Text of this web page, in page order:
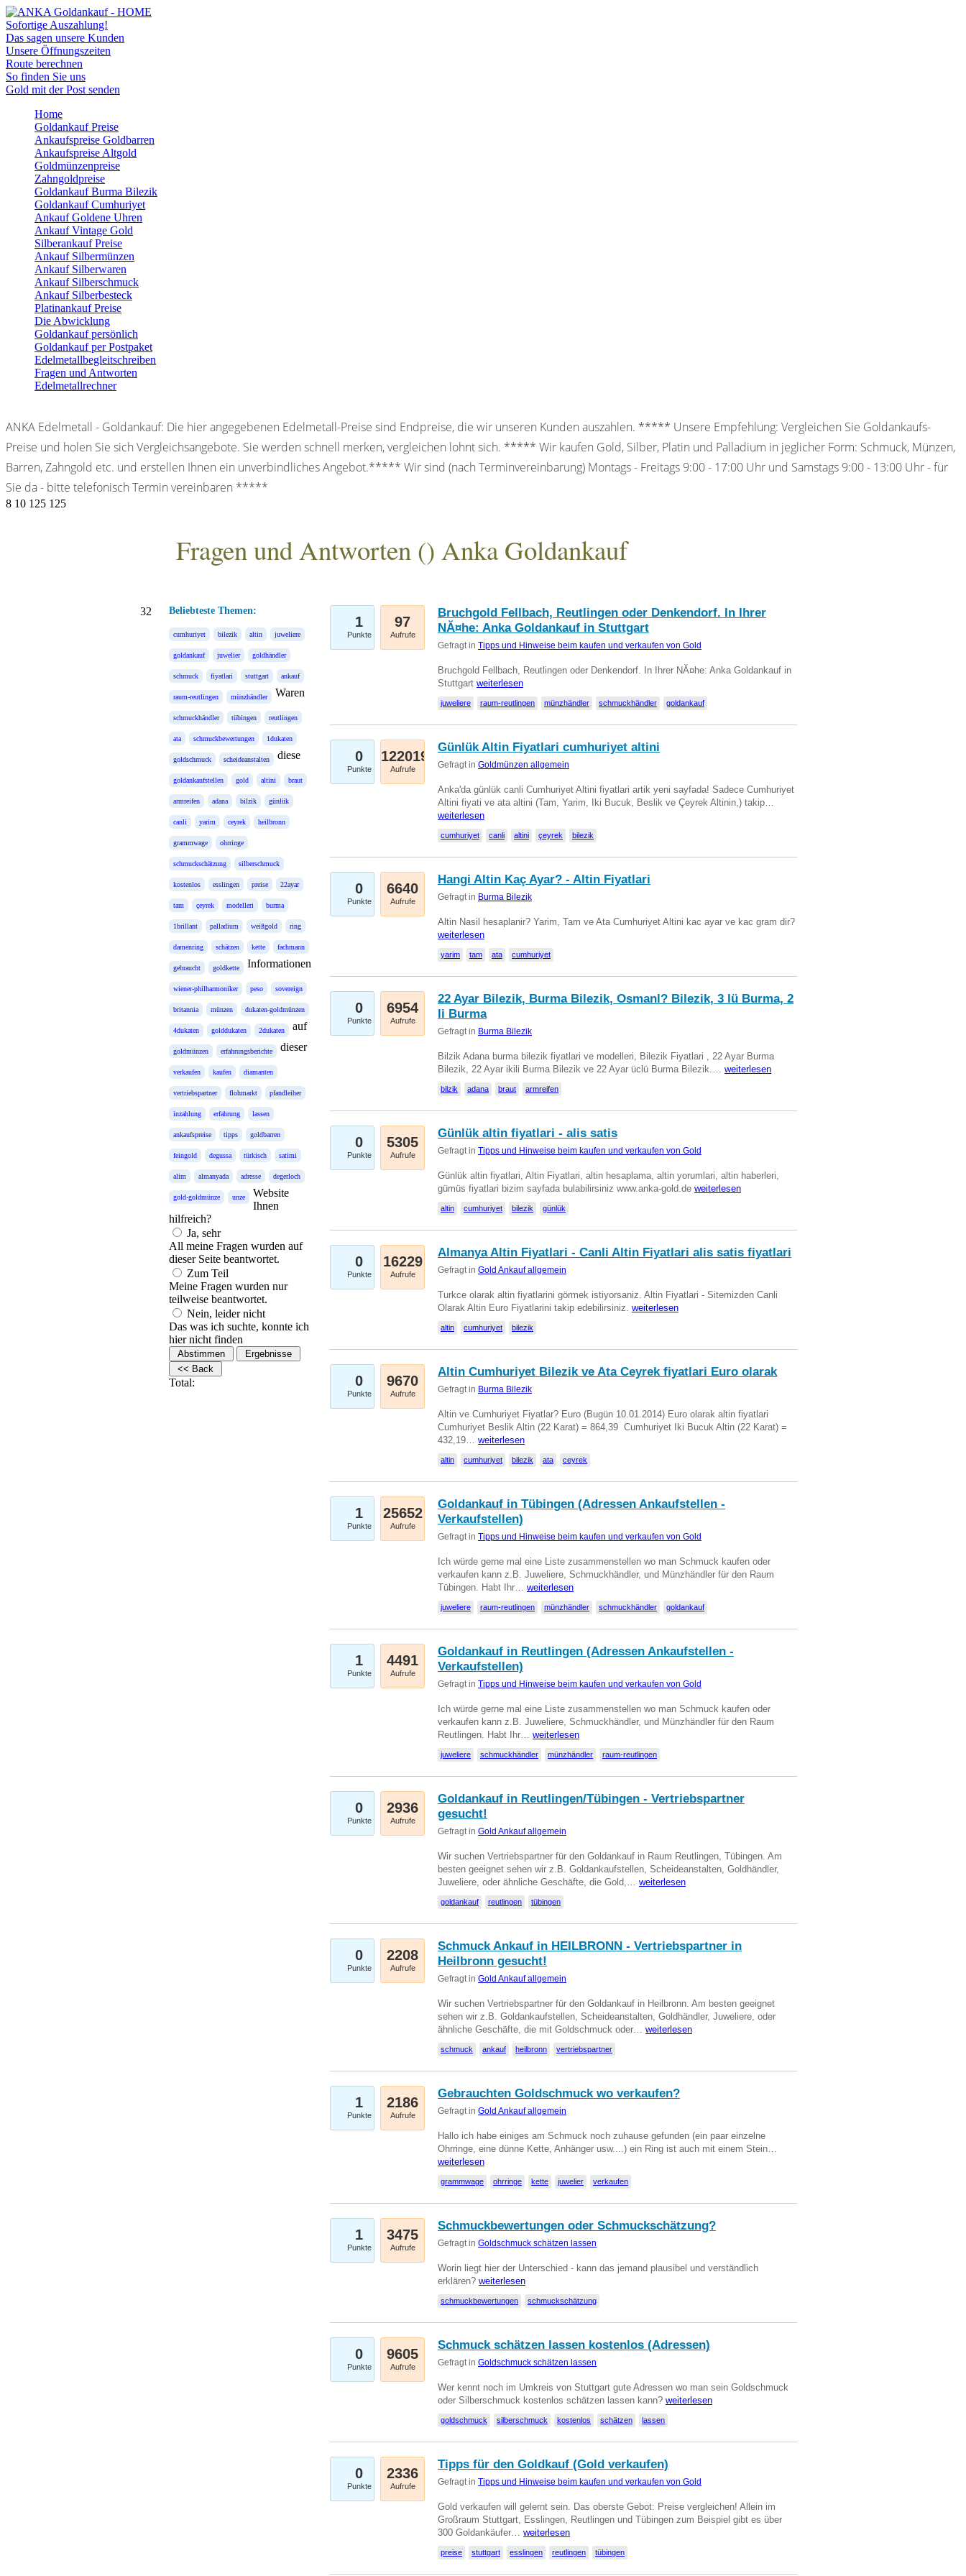
Sofortige Auszahlung!
Das sagen unsere Kunden
Unsere Öffnungszeiten
Route berechnen
So finden Sie uns
Gold mit der Post senden
Home
Goldankauf Preise
Ankaufspreise Goldbarren
Ankaufspreise Altgold
Goldmünzenpreise
Zahngoldpreise
Goldankauf Burma Bilezik
Goldankauf Cumhuriyet
Ankauf Goldene Uhren
Ankauf Vintage Gold
Silberankauf Preise
Ankauf Silbermünzen
Ankauf Silberwaren
Ankauf Silberschmuck
Ankauf Silberbesteck
Platinankauf Preise
Die Abwicklung
Goldankauf persönlich
Goldankauf per Postpaket
Edelmetallbegleitschreiben
Fragen und Antworten
Edelmetallrechner
ANKA Edelmetall - Goldankauf: Die hier angegebenen Edelmetall-Preise sind Endpreise, die wir unseren Kunden auszahlen. ***** Unsere Empfehlung: Vergleichen Sie Goldankaufs-
Preise und holen Sie sich Vergleichsangebote. Sie werden schnell merken, vergleichen lohnt sich. ***** Wir kaufen Gold, Silber, Platin und Palladium in jeglicher Form: Schmuck, Münzen,
Barren, Zahngold etc. und erstellen Ihnen ein unverbindliches Angebot.***** Wir sind (nach Terminvereinbarung) Montags - Freitags 9:00 - 17:00 Uhr und Samstags 9:00 - 13:00 Uhr - für
Sie da - bitte telefonisch Termin vereinbaren *****
8 10 125 125
Fragen und Antworten () Anka Goldankauf
Beliebteste Themen:
cumhuriyet bilezik altin juweliere
goldankauf juwelier goldhändler
schmuck fiyatlari stuttgart ankauf
raum-reutlingen münzhändler
schmuckhändler tübingen reutlingen
ata schmuckbewertungen 1dukaten
goldschmuck scheideanstalten
goldankaufstellen gold altini braut
armreifen adana bilzik günlük
canli yarim ceyrek heilbronn
grammwage ohrringe
schmuckschätzung silberschmuck
kostenlos esslingen preise 22ayar
tam çeyrek modelleri burma
1brillant palladium weißgold ring
damenring schätzen kette fachmann
gebraucht goldkette
wiener-philharmoniker peso sovereign
britannia münzen dukaten-goldmünzen
4dukaten golddukaten 2dukaten
goldmünzen erfahrungsberichte
verkaufen kaufen diamanten
vertriebspartner flohmarkt pfandleiher
inzahlung erfahrung lassen
ankaufspreise tipps goldbarren
feingold degussa türkisch satimi
alim almanyada adresse degerloch
gold-goldmünze unze
Waren
diese
Informationen
auf
dieser
Website
Ihnen
hilfreich?
Ja, sehr
All meine Fragen wurden auf
dieser Seite beantwortet.
Zum Teil
Meine Fragen wurden nur
teilweise beantwortet.
Nein, leider nicht
Das was ich suchte, konnte ich
hier nicht finden
Total:
1
Punkte
97
Aufrufe
Bruchgold Fellbach, Reutlingen oder Denkendorf. In Ihrer
NĂ¤he: Anka Goldankauf in Stuttgart
Gefragt in Tipps und Hinweise beim kaufen und verkaufen von Gold
Bruchgold Fellbach, Reutlingen oder Denkendorf. In Ihrer NĂ¤he: Anka Goldankauf in
Stuttgart weiterlesen
juweliere raum-reutlingen münzhändler schmuckhändler goldankauf
0
Punkte
122019
Aufrufe
Günlük Altin Fiyatlari cumhuriyet altini
Gefragt in Goldmünzen allgemein
Anka'da günlük canli Cumhuriyet Altini fiyatlari artik yeni sayfada! Sadece Cumhuriyet
Altini fiyati ve ata altini (Tam, Yarim, Iki Bucuk, Beslik ve Çeyrek Altinin,) takip…
weiterlesen
cumhuriyet canli altini çeyrek bilezik
0
Punkte
6640
Aufrufe
Hangi Altin Kaç Ayar? - Altin Fiyatlari
Gefragt in Burma Bilezik
Altin Nasil hesaplanir? Yarim, Tam ve Ata Cumhuriyet Altini kac ayar ve kac gram dir?
weiterlesen
yarim tam ata cumhuriyet
0
Punkte
6954
Aufrufe
22 Ayar Bilezik, Burma Bilezik, Osmanl? Bilezik, 3 lü Burma, 2
li Burma
Gefragt in Burma Bilezik
Bilzik Adana burma bilezik fiyatlari ve modelleri, Bilezik Fiyatlari , 22 Ayar Burma
Bilezik, 22 Ayar ikili Burma Bilezik ve 22 Ayar üclü Burma Bilezik.… weiterlesen
bilzik adana braut armreifen
0
Punkte
5305
Aufrufe
Günlük altin fiyatlari - alis satis
Gefragt in Tipps und Hinweise beim kaufen und verkaufen von Gold
Günlük altin fiyatlari, Altin Fiyatlari, altin hesaplama, altin yorumlari, altin haberleri,
gümüs fiyatlari bizim sayfada bulabilirsiniz www.anka-gold.de weiterlesen
altin cumhuriyet bilezik günlük
0
Punkte
16229
Aufrufe
Almanya Altin Fiyatlari - Canli Altin Fiyatlari alis satis fiyatlari
Gefragt in Gold Ankauf allgemein
Turkce olarak altin fiyatlarini görmek istiyorsaniz. Altin Fiyatlari - Sitemizden Canli
Olarak Altin Euro Fiyatlarini takip edebilirsiniz. weiterlesen
altin cumhuriyet bilezik
0
Punkte
9670
Aufrufe
Altin Cumhuriyet Bilezik ve Ata Ceyrek fiyatlari Euro olarak
Gefragt in Burma Bilezik
Altin ve Cumhuriyet Fiyatlar? Euro (Bugün 10.01.2014) Euro olarak altin fiyatlari
Cumhuriyet Beslik Altin (22 Karat) = 864,39  Cumhuriyet Iki Bucuk Altin (22 Karat) =
432,19… weiterlesen
altin cumhuriyet bilezik ata ceyrek
1
Punkte
25652
Aufrufe
Goldankauf in Tübingen (Adressen Ankaufstellen -
Verkaufstellen)
Gefragt in Tipps und Hinweise beim kaufen und verkaufen von Gold
Ich würde gerne mal eine Liste zusammenstellen wo man Schmuck kaufen oder
verkaufen kann z.B. Juweliere, Schmuckhändler, und Münzhändler für den Raum
Tübingen. Habt Ihr… weiterlesen
juweliere raum-reutlingen münzhändler schmuckhändler goldankauf
1
Punkte
4491
Aufrufe
Goldankauf in Reutlingen (Adressen Ankaufstellen -
Verkaufstellen)
Gefragt in Tipps und Hinweise beim kaufen und verkaufen von Gold
Ich würde gerne mal eine Liste zusammenstellen wo man Schmuck kaufen oder
verkaufen kann z.B. Juweliere, Schmuckhändler, und Münzhändler für den Raum
Reutlingen. Habt Ihr… weiterlesen
juweliere schmuckhändler münzhändler raum-reutlingen
0
Punkte
2936
Aufrufe
Goldankauf in Reutlingen/Tübingen - Vertriebspartner
gesucht!
Gefragt in Gold Ankauf allgemein
Wir suchen Vertriebspartner für den Goldankauf in Raum Reutlingen, Tübingen. Am
besten geeignet sehen wir z.B. Goldankaufstellen, Scheideanstalten, Goldhändler,
Juweliere, oder ähnliche Geschäfte, die Gold,… weiterlesen
goldankauf reutlingen tübingen
0
Punkte
2208
Aufrufe
Schmuck Ankauf in HEILBRONN - Vertriebspartner in
Heilbronn gesucht!
Gefragt in Gold Ankauf allgemein
Wir suchen Vertriebspartner für den Goldankauf in Heilbronn. Am besten geeignet
sehen wir z.B. Goldankaufstellen, Scheideanstalten, Goldhändler, Juweliere, oder
ähnliche Geschäfte, die mit Goldschmuck oder… weiterlesen
schmuck ankauf heilbronn vertriebspartner
1
Punkte
2186
Aufrufe
Gebrauchten Goldschmuck wo verkaufen?
Gefragt in Gold Ankauf allgemein
Hallo ich habe einiges am Schmuck noch zuhause gefunden (ein paar einzelne
Ohrringe, eine dünne Kette, Anhänger usw....) ein Ring ist auch mit einem Stein…
weiterlesen
grammwage ohrringe kette juwelier verkaufen
1
Punkte
3475
Aufrufe
Schmuckbewertungen oder Schmuckschätzung?
Gefragt in Goldschmuck schätzen lassen
Worin liegt hier der Unterschied - kann das jemand plausibel und verständlich
erklären? weiterlesen
schmuckbewertungen schmuckschätzung
0
Punkte
9605
Aufrufe
Schmuck schätzen lassen kostenlos (Adressen)
Gefragt in Goldschmuck schätzen lassen
Wer kennt noch im Umkreis von Stuttgart gute Adressen wo man sein Goldschmuck
oder Silberschmuck kostenlos schätzen lassen kann? weiterlesen
goldschmuck silberschmuck kostenlos schätzen lassen
0
Punkte
2336
Aufrufe
Tipps für den Goldkauf (Gold verkaufen)
Gefragt in Tipps und Hinweise beim kaufen und verkaufen von Gold
Gold verkaufen will gelernt sein. Das oberste Gebot: Preise vergleichen! Allein im
Großraum Stuttgart, Esslingen, Reutlingen und Tübingen zum Beispiel gibt es über
300 Goldankäufer… weiterlesen
preise stuttgart esslingen reutlingen tübingen
32